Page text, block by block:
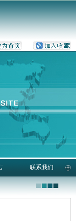
联系我们